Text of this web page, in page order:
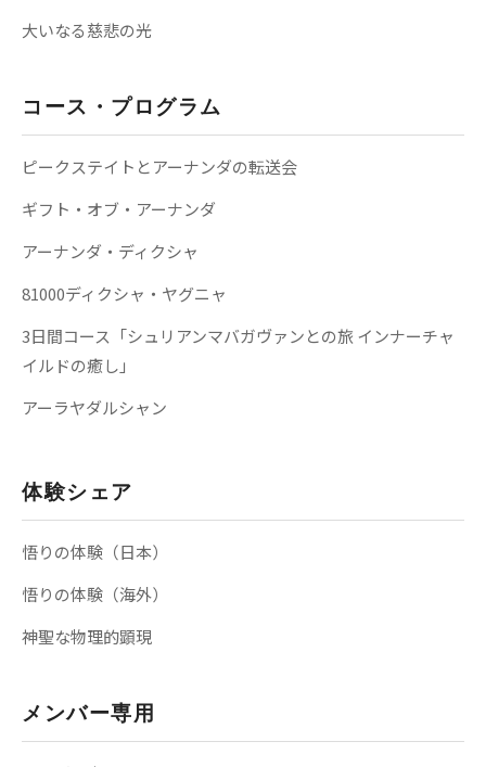
大いなる慈悲の光
コース・プログラム
ピークステイトとアーナンダの転送会
ギフト・オブ・アーナンダ
アーナンダ・ディクシャ
81000ディクシャ・ヤグニャ
3日間コース「シュリアンマバガヴァンとの旅 インナーチャ
イルドの癒し」
アーラヤダルシャン
体験シェア
悟りの体験（日本）
悟りの体験（海外）
神聖な物理的顕現
メンバー専用